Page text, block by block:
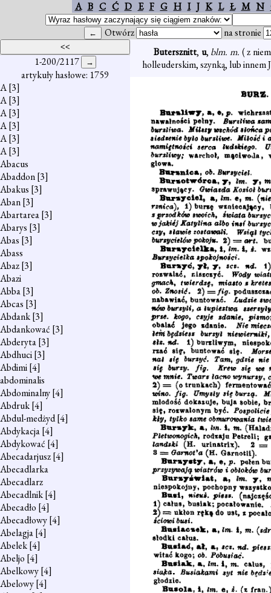
A B C Ć D E F G H I J K L Ł M N
Otwórz na stronie
1-200/2117
artykuły hasłowe: 1759
A[3]
A[3]
A[3]
A[3]
A[3]
A[3]
Abacus
Abaddon[3]
Abakus [3]
Aban[3]
Abartarea[3]
Abarys [3]
Abas [3]
Abass
Abaz[3]
Abazi
Abba[3]
Abcas [3]
Abdank[3]
Abdankować [3]
Abderyta[3]
Abdhuci[3]
Abdimi[4]
abdominalis
Abdominalny[4]
Abdruk[4]
Abdul-medżyd[4]
Abdykacja[4]
Abdykować [4]
Abecadarjusz[4]
Abecadlarka
Abecadlarz
Abecadlnik[4]
Abecadło [4]
Abecadłowy[4]
Abelagja[4]
Abelek[4]
Abeljo [4]
Abelkowy[4]
Abelowy[4]
Butersznitt, u, blm. m. ( z
holleuderskim, szynką, lub innem